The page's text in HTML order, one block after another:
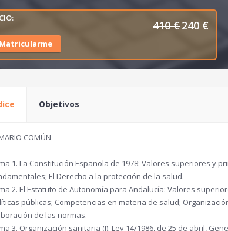
410€ E
p
o
240 €
p
a
t
Matricularme
Objetivos
COMÚN
1. La Constitución Española de 1978: Valores superiores y
El Derecho a la protección de la salud.
2. El Estatuto de Autonomía para Andalucía: Valores
públicas; Competencias en materia de salud;
de las normas.
3. Organización sanitaria (I). Ley 14/1986, de 25 de abril,